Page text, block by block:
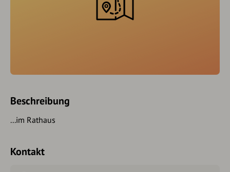
Beschreibung
...im Rathaus
Kontakt